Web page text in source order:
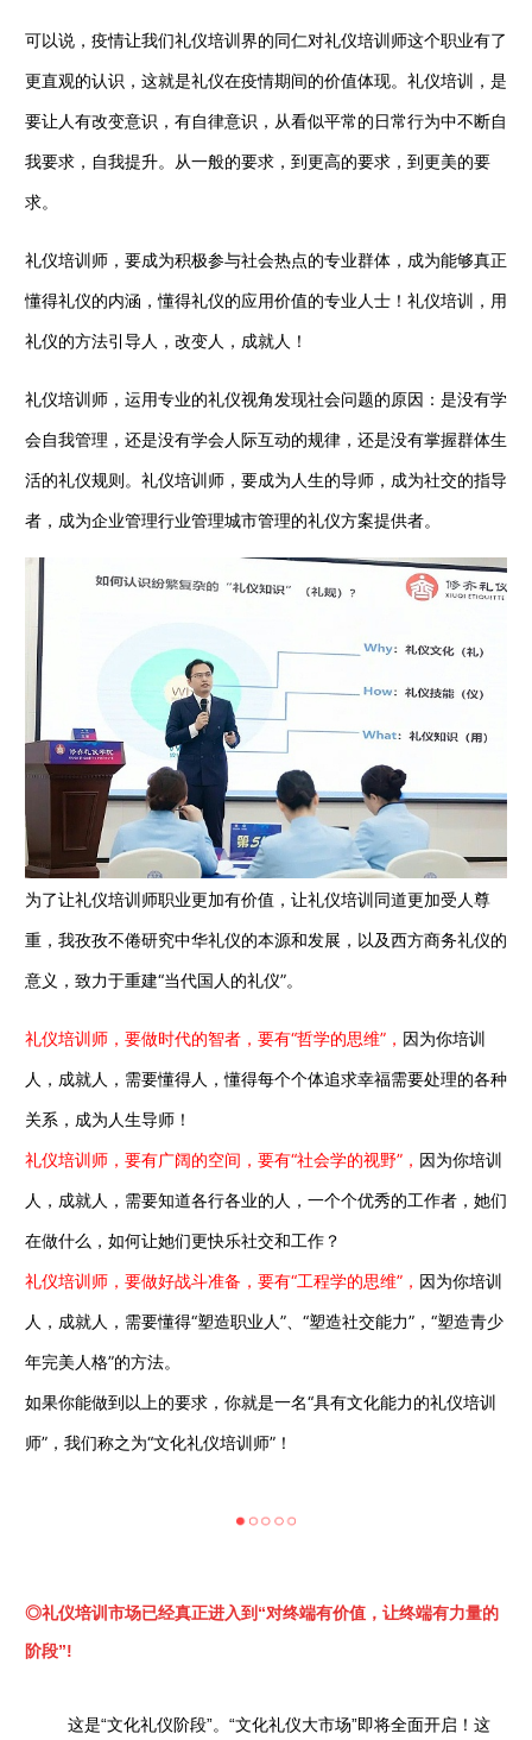
可以说，疫情让我们礼仪培训界的同仁对礼仪培训师这个职业有了
更直观的认识，这就是礼仪在疫情期间的价值体现。礼仪培训，是
要让人有改变意识，有自律意识，从看似平常的日常行为中不断自
我要求，自我提升。从一般的要求，到更高的要求，到更美的要
求。
礼仪培训师，要成为积极参与社会热点的专业群体，成为能够真正
懂得礼仪的内涵，懂得礼仪的应用价值的专业人士！礼仪培训，用
礼仪的方法引导人，改变人，成就人！
礼仪培训师，运用专业的礼仪视角发现社会问题的原因：是没有学
会自我管理，还是没有学会人际互动的规律，还是没有掌握群体生
活的礼仪规则。礼仪培训师，要成为人生的导师，成为社交的指导
者，成为企业管理行业管理城市管理的礼仪方案提供者。
为了让礼仪培训师职业更加有价值，让礼仪培训同道更加受人尊
重，我孜孜不倦研究中华礼仪的本源和发展，以及西方商务礼仪的
意义，致力于重建“当代国人的礼仪”。
礼仪培训师，要做时代的智者，要有“哲学的思维”， 因为你培训
人，成就人，需要懂得人，懂得每个个体追求幸福需要处理的各种
关系，成为人生导师！
礼仪培训师，要有广阔的空间，要有“社会学的视野”， 因为你培训
人，成就人，需要知道各行各业的人，一个个优秀的工作者，她们
在做什么，如何让她们更快乐社交和工作？
礼仪培训师，要做好战斗准备，要有“工程学的思维”， 因为你培训
人，成就人，需要懂得“塑造职业人”、“塑造社交能力”，“塑造青少
年完美人格”的方法。
如果你能做到以上的要求，你就是一名“具有文化能力的礼仪培训
师”，我们称之为“文化礼仪培训师”！
◎礼仪培训市场已经真正进入到“对终端有价值，让终端有力量的
阶段”!
这是“文化礼仪阶段”。“文化礼仪大市场”即将全面开启！这